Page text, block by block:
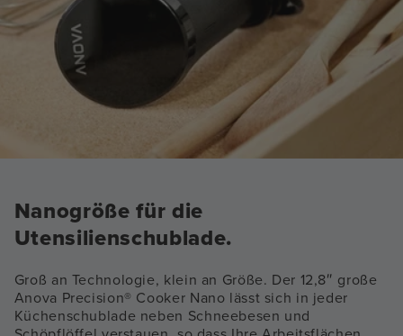
Nanogröße für die
Utensilienschublade.
Groß an Technologie, klein an Größe. Der 12,8″ große
Anova Precision® Cooker Nano lässt sich in jeder
Küchenschublade neben Schneebesen und